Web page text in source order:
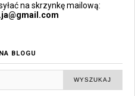
na skrzynkę mailową:
BLOGU